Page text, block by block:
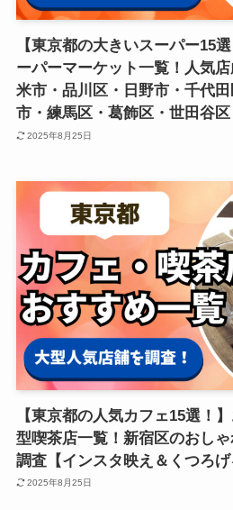
【東京都の大きいスーパー15
ーパーマーケット一覧！人気
米市・品川区・日野市・千代
市・練馬区・葛飾区・世田谷区
2025年8月25日
【東京都の人気カフェ15選！
型喫茶店一覧！新宿区のおし
調査【インスタ映え＆くつろげ
2025年8月25日